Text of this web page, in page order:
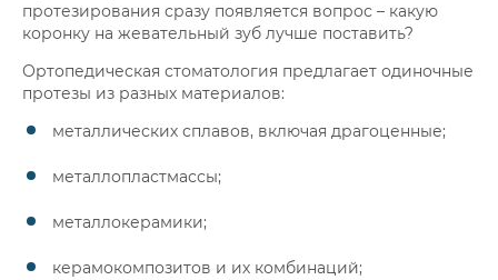
протезирования сразу появляется вопрос – какую
коронку на жевательный зуб лучше поставить?
Ортопедическая стоматология предлагает одиночные
протезы из разных материалов:
металлических сплавов, включая драгоценные;
металлопластмассы;
металлокерамики;
керамокомпозитов и их комбинаций;